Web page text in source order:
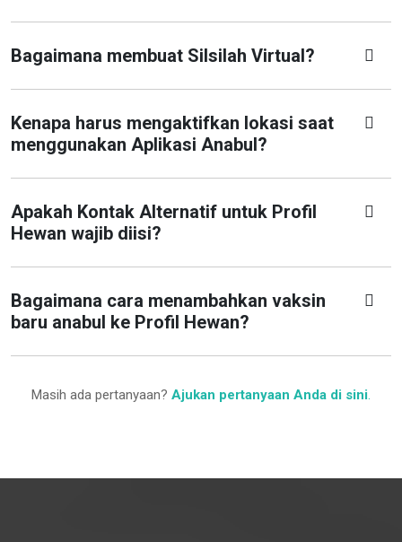
Bagaimana membuat Silsilah Virtual?
Kenapa harus mengaktifkan lokasi saat
menggunakan Aplikasi Anabul?
Apakah Kontak Alternatif untuk Profil
Hewan wajib diisi?
Bagaimana cara menambahkan vaksin
baru anabul ke Profil Hewan?
Masih ada pertanyaan? Ajukan pertanyaan Anda di sini.